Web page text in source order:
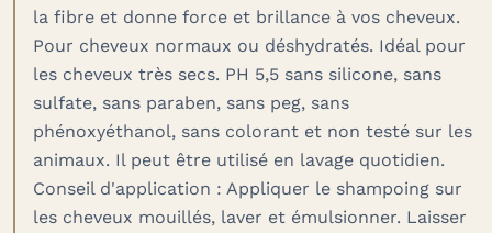
la fibre et donne force et brillance à vos cheveux.
Pour cheveux normaux ou déshydratés. Idéal pour
les cheveux très secs. PH 5,5 sans silicone, sans
sulfate, sans paraben, sans peg, sans
phénoxyéthanol, sans colorant et non testé sur les
animaux. Il peut être utilisé en lavage quotidien.
Conseil d'application : Appliquer le shampoing sur
les cheveux mouillés, laver et émulsionner. Laisser